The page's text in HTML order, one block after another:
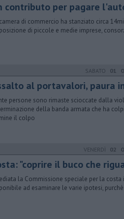
contributo per pagare
di commercio ha stanziato circa
di piccole e medie imprese,
SABATO 01
al portavalori, paura
persone sono rimaste scioccate dalla
della banda armata che ha
il colpo
VENERDÌ 02
"coprire il buco che
la Commissione speciale per la costa
ad esaminare le varie ipotesi,